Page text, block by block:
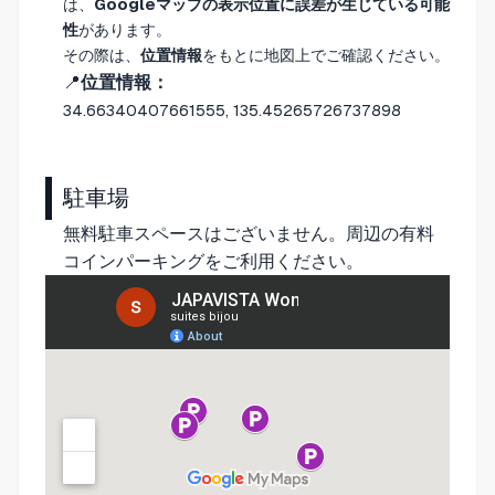
は、 Googleマップの表示位置に誤差が生じている可能
性があります。
その際は、 位置情報をもとに地図上でご確認ください。
📍位置情報：
34.66340407661555, 135.45265726737898
駐車場
無料駐車スペースはございません。周辺の有料
コインパーキングをご利用ください。